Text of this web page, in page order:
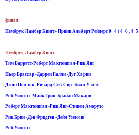
финал:
Пембрук Ламбер Кингс- Принц Альберт Рейдерс 0–4 ( 4–6 , 4–5
Пембрук Ламбер Кингс:
Тим Барретт-Роберт Макгонигал-Рик Янг
Пьер Брассар -Даррен Галли -Дуг Харви
Джон Поллок -Ричард Сен-Сир -Билл Уэллс
Роб Уилсон -Майк Грин-Брайан Макари
Роберт Макгонигал -Рик Янг-Стивен Аморузо
Рик Брин -Дэн Фридген -Дейл Уилсон
Роб Уилсон